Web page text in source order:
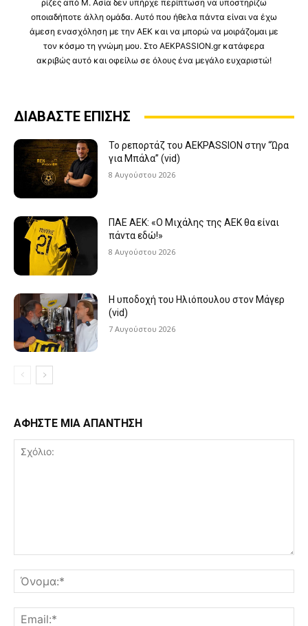
ρίζες από Μ. Ασία δεν υπήρχε περίπτωση να υποστηρίζω
οποιαδήποτε άλλη ομάδα. Αυτό που ήθελα πάντα είναι να έχω
άμεση ενασχόληση με την ΑΕΚ και να μπορώ να μοιράζομαι με
τον κόσμο τη γνώμη μου. Στο AEKPASSION.gr κατάφερα
ακριβώς αυτό και οφείλω σε όλους ένα μεγάλο ευχαριστώ!
ΔΙΑΒΑΣΤΕ ΕΠΙΣΗΣ
Το ρεπορτάζ του AEKPASSION στην “Ώρα
για Μπάλα” (vid)
8 Αυγούστου 2026
ΠΑΕ ΑΕΚ: «Ο Μιχάλης της ΑΕΚ θα είναι
πάντα εδώ!»
8 Αυγούστου 2026
Η υποδοχή του Ηλιόπουλου στον Μάγερ
(vid)
7 Αυγούστου 2026
ΑΦΗΣΤΕ ΜΙΑ ΑΠΑΝΤΗΣΗ